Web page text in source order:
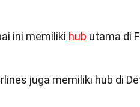
ini memiliki hub utama di
juga memiliki hub di